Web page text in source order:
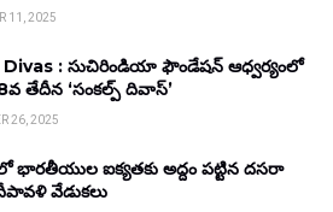
11, 2025
Divas : సుచిరిండియా ఫౌండేషన్ ఆధ్వర్యంలో
తేదీన ‘సంకల్ప్ దివాస్’
26, 2025
ఐక్యతకు అద్దం పట్టిన దసరా
వేడుకలు